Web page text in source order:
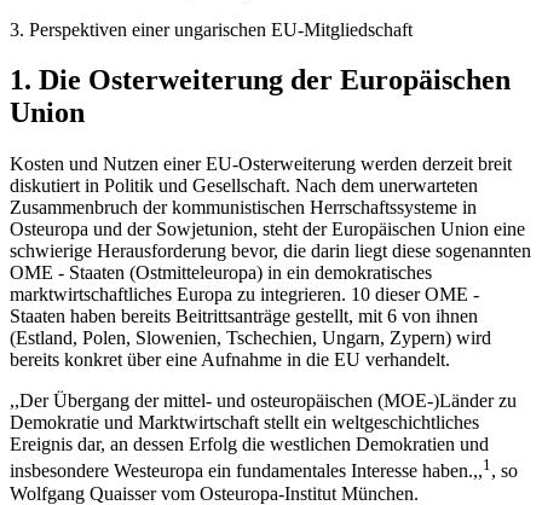
3. Perspektiven einer ungarischen EU-Mitgliedschaft
1. Die Osterweiterung der Europäischen
Union
Kosten und Nutzen einer EU-Osterweiterung werden derzeit breit
diskutiert in Politik und Gesellschaft. Nach dem unerwarteten
Zusammenbruch der kommunistischen Herrschaftssysteme in
Osteuropa und der Sowjetunion, steht der Europäischen Union eine
schwierige Herausforderung bevor, die darin liegt diese sogenannten
OME - Staaten (Ostmitteleuropa) in ein demokratisches
marktwirtschaftliches Europa zu integrieren. 10 dieser OME -
Staaten haben bereits Beitrittsanträge gestellt, mit 6 von ihnen
(Estland, Polen, Slowenien, Tschechien, Ungarn, Zypern) wird
bereits konkret über eine Aufnahme in die EU verhandelt.
,,Der Übergang der mittel- und osteuropäischen (MOE-)Länder zu
Demokratie und Marktwirtschaft stellt ein weltgeschichtliches
Ereignis dar, an dessen Erfolg die westlichen Demokratien und
insbesondere Westeuropa ein fundamentales Interesse haben.,,1, so
Wolfgang Quaisser vom Osteuropa-Institut München.